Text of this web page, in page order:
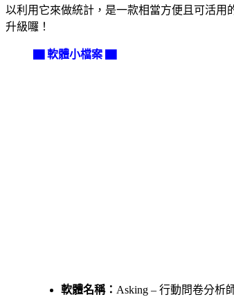
以利用它來做統計，是一款相當方便且可活
升級囉！
▇ 軟體小檔案 ▇
軟體名稱： Asking – 行動問卷分析